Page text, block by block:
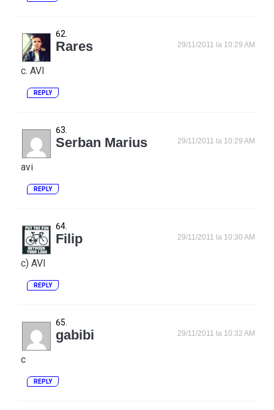
Rares 29/11/2011 la 10:29 AM
c. AVI
REPLY
Serban Marius 29/11/2011 la 10:29 AM
avi
REPLY
Filip 29/11/2011 la 10:30 AM
c) AVI
REPLY
gabibi 29/11/2011 la 10:32 AM
c
REPLY